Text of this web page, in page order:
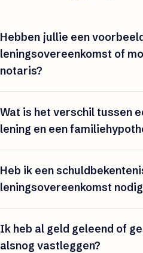
Hebben jullie een
leningsovereenkomst of
notaris?
Wat is het verschil tussen
lening en een
Heb ik een
leningsovereenkomst
Ik heb al geld geleend of
alsnog vastleggen?